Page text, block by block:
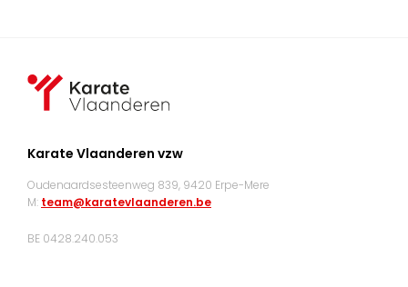
Karate Vlaanderen vzw
Oudenaardsesteenweg 839, 9420 Erpe-Mere
M: team@karatevlaanderen.be
BE 0428.240.053